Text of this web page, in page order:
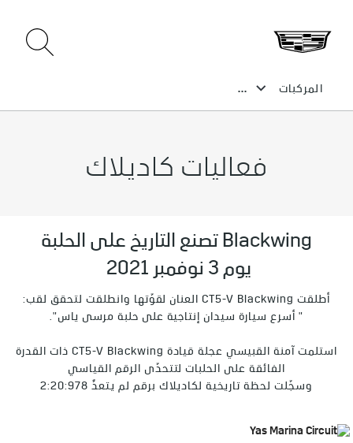
فعاليات كاديلاك
يوم 3 نوفمبر 2021
أطلقت CT5-V Blackwing العنان لقوّتها وانطلقت لتحقق لقب:
" أسرع سيارة سيدان إنتاجية على حلبة مرسى ياس".
استلمت آمنة القبيسي عجلة قيادة CT5-V Blackwing ذات القدرة
الفائقة على الحلبات لتتحدّى الرقم القياسي
وسجّلت لحظة تاريخية لكاديلاك برقم لم يتعدَّ 2:20:978